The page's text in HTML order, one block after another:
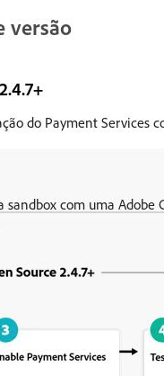
versão
do Payment Services
com uma